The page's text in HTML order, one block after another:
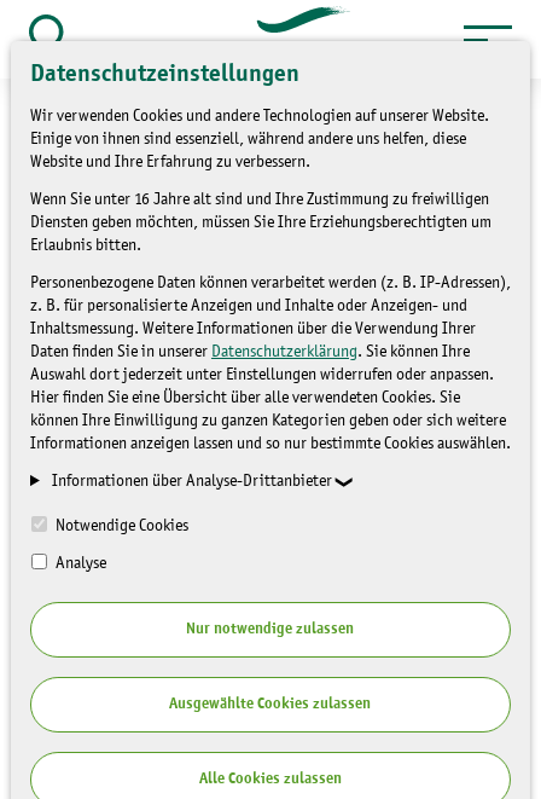
Datenschutzeinstellungen
Wir verwenden Cookies und andere Technologien auf unserer Website.
Einige von ihnen sind essenziell, während andere uns helfen, diese
Website und Ihre Erfahrung zu verbessern.
Wenn Sie unter 16 Jahre alt sind und Ihre Zustimmung zu freiwilligen
Diensten geben möchten, müssen Sie Ihre Erziehungsberechtigten um
Erlaubnis bitten.
Personenbezogene Daten können verarbeitet werden (z. B. IP-Adressen),
z. B. für personalisierte Anzeigen und Inhalte oder Anzeigen- und
Inhaltsmessung. Weitere Informationen über die Verwendung Ihrer
Daten finden Sie in unserer Datenschutzerklärung. Sie können Ihre
Auswahl dort jederzeit unter Einstellungen widerrufen oder anpassen.
Hier finden Sie eine Übersicht über alle verwendeten Cookies. Sie
können Ihre Einwilligung zu ganzen Kategorien geben oder sich weitere
Informationen anzeigen lassen und so nur bestimmte Cookies auswählen.
Informationen über Analyse-Drittanbieter
Notwendige Cookies
Analyse
Nur notwendige zulassen
Ausgewählte Cookies zulassen
Alle Cookies zulassen
Zum
Inhalt
springen
Suche
öffnen
Service » Kontakt » Kontaktformular
Kontaktformular
Mit Sternchen (*) gekennzeichnete Eingabefelder müssen
ausgefüllt werden.
Empfänger:Simona Kahle, Sächsische
Landesstiftung Natur und Umwelt
Veranstaltung:JuNa-
Artenforscher*innen-Camp
Mailadresse
*